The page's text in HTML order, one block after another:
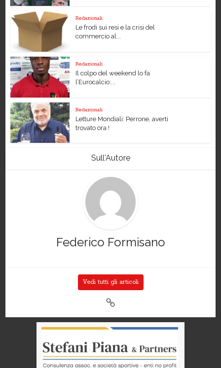
Redazionali
Le frodi sui resi e la crisi del
commercio al...
Redazionali
Il colpo del weekend lo fa
l’Eurocalcio:...
Redazionali
Letture Mondiali: Perrone, averti
trovato ora !
Sull'Autore
Federico Formisano
Vedi tutti gli articoli